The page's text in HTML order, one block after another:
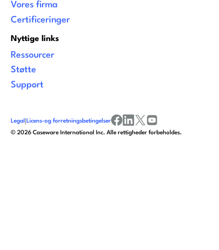
Vores firma
Certificeringer
Nyttige links
Ressourcer
Støtte
Support
©2026 Caseware International Inc. Alle rettigheder forbeholdes.
Legal |Licens-og forretningsbetingelser
facebook
linkedinx/twitter
youtube